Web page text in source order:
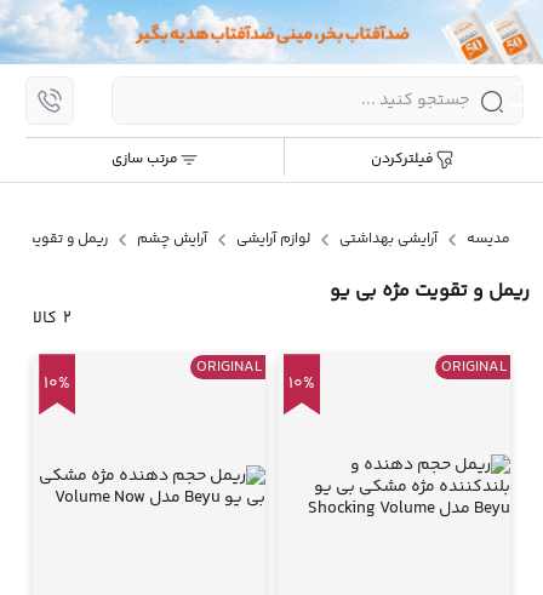
فیلترکردن مرتب سازی
پرش
مدیسه آرایشی بهداشتی لوازم آرایشی آرایش چشم ریمل و تقویت
ریمل و تقویت مژه بی یو
مرتب سازی:
جدیدترین ارزان ترین گران ترین
2 کالا
ORIGINAL
10%
ORIGINAL
10%